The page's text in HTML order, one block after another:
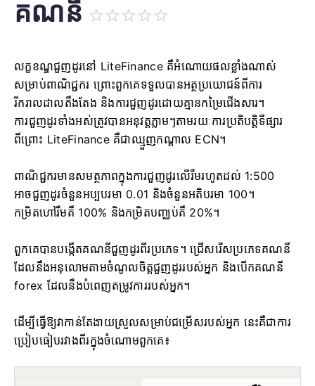
គណនី
លក្ខខណ្ឌជួញដូរនៅ LiteFinance គឺអំណោយផលខ្លាំងណាស់
សម្រាប់ពាណិជ្ជករ ព្រោះពួកគេទទួលបានអត្ថប្រយោជន៍ពីការ
រីករាលដាលតឹងតែង និងការជួញដូរដោយគ្មានកម្រៃជើងសារ។
ការជួញដូរទាំងអស់ត្រូវបានអនុវត្តភ្លាមៗតាមរយៈការប្រតិបត្តិទីផ្សារ
ពីព្រោះ LiteFinance គឺជាឈ្មួញកណ្តាល ECN។
ពាណិជ្ជករមានសមត្ថភាពក្នុងការជួញដូរលើរឹមរហូតដល់ 1:500
អាចជួញដូរចំនួនអប្បបរមា 0.01 និងចំនួនអតិបរមា 100។
កម្រិតហៅរឹមគឺ 100% និងកម្រិតបញ្ឈប់គឺ 20%។
ពួកគេបានបង្កើតគណនីជួញដូរពីរប្រភេទ។ ជ្រើសរើសប្រភេទគណនី
ដែលនឹងអនុលោមតាមចំណូលចិត្តជួញដូររបស់អ្នក និងបើកគណនី
forex ដែលនឹងបំពេញតម្រូវការរបស់អ្នក។
ដើម្បីធ្វើឱ្យវាកាន់តែងាយស្រួលសម្រាប់ជម្រើសរបស់អ្នក នេះគឺជាការ
ប្រៀបធៀបរវាងពីរក្នុងចំណោមពួកគេ៖